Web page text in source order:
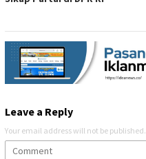
Leave a Reply
Your email address will not be published.